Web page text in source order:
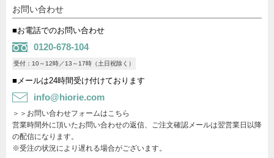
お問い合わせ
■お電話でのお問い合わせ
0120-678-104
受付：10～12時／13～17時（土日祝除く）
■メールは24時間受け付けております
info@hiorie.com
＞＞お問い合わせフォームはこちら
営業時間外に頂いたお問い合わせの返信、ご注文確認メールは翌営業日以降
の配信になります。
※受注の状況により遅れる場合がございます。